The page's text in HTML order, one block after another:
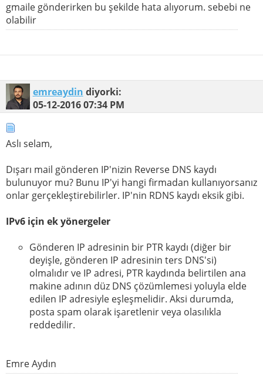
gmaile gönderirken bu şekilde hata alıyorum. sebebi ne
olabilir
emreaydin diyorki:
05-12-201607:34 PM
Aslı selam,
Dışarı mail gönderen IP'nizin Reverse DNS kaydı
bulunuyor mu? Bunu IP'yi hangi firmadan kullanıyorsanız
onlar gerçekleştirebilirler. IP'nin RDNS kaydı eksik gibi.
IPv6 için ek yönergeler
Gönderen IP adresinin bir PTR kaydı (diğer bir
deyişle, gönderen IP adresinin ters DNS'si)
olmalıdır ve IP adresi, PTR kaydında belirtilen ana
makine adının düz DNS çözümlemesi yoluyla elde
edilen IP adresiyle eşleşmelidir. Aksi durumda,
posta spam olarak işaretlenir veya olasılıkla
reddedilir.
Emre Aydın